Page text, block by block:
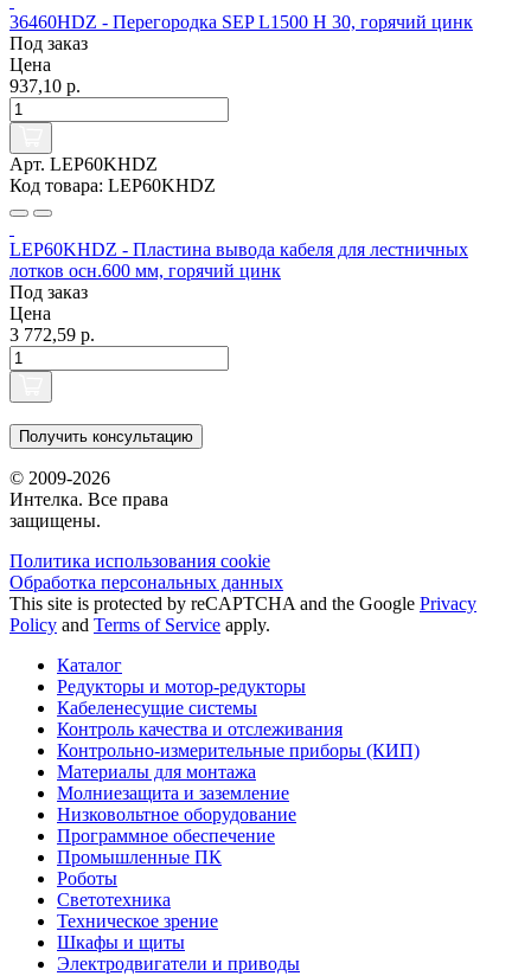
36460HDZ - Перегородка SEP L1500 Н 30, горячий цинк
Под заказ
Цена
937,10 р.
Арт. LEP60KHDZ
Код товара: LEP60KHDZ
LEP60KHDZ - Пластина вывода кабеля для лестничных
лотков осн.600 мм, горячий цинк
Под заказ
Цена
3 772,59 р.
Получить консультацию
© 2009-2026
Интелка. Все права
защищены.
Политика использования сookie
Обработка персональных данных
This site is protected by reCAPTCHA and the Google Privacy
Policy and Terms of Service apply.
Каталог
Редукторы и мотор-редукторы
Кабеленесущие системы
Контроль качества и отслеживания
Контрольно-измерительные приборы (КИП)
Материалы для монтажа
Молниезащита и заземление
Низковольтное оборудование
Программное обеспечение
Промышленные ПК
Роботы
Светотехника
Техническое зрение
Шкафы и щиты
Электродвигатели и приводы